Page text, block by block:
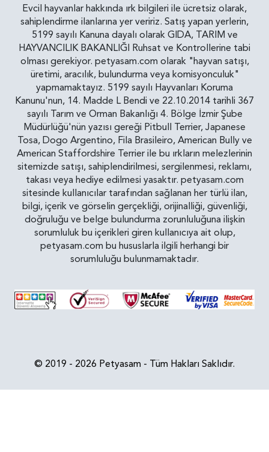
Evcil hayvanlar hakkında ırk bilgileri ile ücretsiz olarak,
sahiplendirme ilanlarına yer veririz. Satış yapan yerlerin,
5199 sayılı Kanuna dayalı olarak GIDA, TARIM ve
HAYVANCILIK BAKANLIĞI Ruhsat ve Kontrollerine tabi
olması gerekiyor. petyasam.com olarak "hayvan satışı,
üretimi, aracılık, bulundurma veya komisyonculuk"
yapmamaktayız. 5199 sayılı Hayvanları Koruma
Kanunu'nun, 14. Madde L Bendi ve 22.10.2014 tarihli 367
sayılı Tarım ve Orman Bakanlığı 4. Bölge İzmir Şube
Müdürlüğü'nün yazısı gereği Pitbull Terrier, Japanese
Tosa, Dogo Argentino, Fila Brasileiro, American Bully ve
American Staffordshire Terrier ile bu ırkların melezlerinin
sitemizde satışı, sahiplendirilmesi, sergilenmesi, reklamı,
takası veya hediye edilmesi yasaktır. petyasam.com
sitesinde kullanıcılar tarafından sağlanan her türlü ilan,
bilgi, içerik ve görselin gerçekliği, orijinalliği, güvenliği,
doğruluğu ve belge bulundurma zorunluluğuna ilişkin
sorumluluk bu içerikleri giren kullanıcıya ait olup,
petyasam.com bu hususlarla ilgili herhangi bir
sorumluluğu bulunmamaktadır.
© 2019 - 2026 Petyasam - Tüm Hakları Saklıdır.